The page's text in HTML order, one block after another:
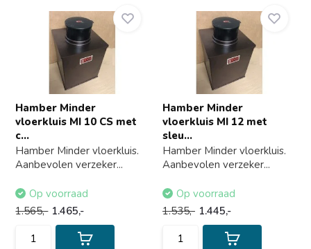
Hamber Minder
vloerkluis MI 10 CS met
c...
Hamber Minder vloerkluis.
Aanbevolen verzeker...
Op voorraad
1.565,- 1.465,-
Hamber Minder
vloerkluis MI 12 met
sleu...
Hamber Minder vloerkluis.
Aanbevolen verzeker...
Op voorraad
1.535,- 1.445,-